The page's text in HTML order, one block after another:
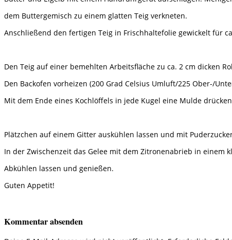
dem Buttergemisch zu einem glatten Teig verkneten.
Anschließend den fertigen Teig in Frischhaltefolie gewickelt für
Den Teig auf einer bemehlten Arbeitsfläche zu ca. 2 cm dicken
Den Backofen vorheizen (200 Grad Celsius Umluft/225 Ober-/
Mit dem Ende eines Kochlöffels in jede Kugel eine Mulde
Plätzchen auf einem Gitter auskühlen lassen und mit
In der Zwischenzeit das Gelee mit dem Zitronenabrieb in
Abkühlen lassen und genießen.
Guten Appetit!
Kommentar absenden